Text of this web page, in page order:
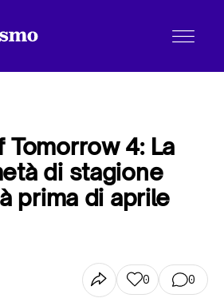
Tomorrow 4: La
di stagione
prima di aprile
0 0